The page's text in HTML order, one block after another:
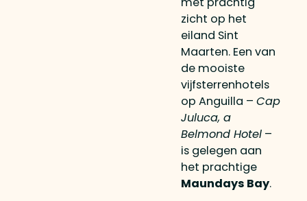
zicht op het
eiland Sint
Maarten. Een van
de mooiste
vijfsterrenhotels
op Anguilla –Cap
Juluca, a
Belmond Hotel –
is gelegen aan
het prachtige
Maundays Bay.